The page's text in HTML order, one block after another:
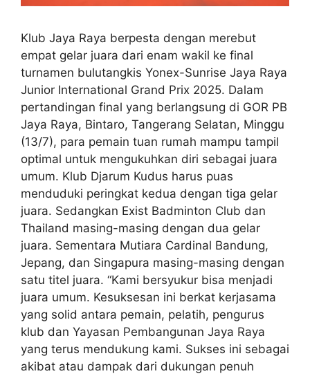
Klub Jaya Raya berpesta dengan merebut
empat gelar juara dari enam wakil ke final
turnamen bulutangkis Yonex-Sunrise Jaya Raya
Junior International Grand Prix 2025. Dalam
pertandingan final yang berlangsung di GOR PB
Jaya Raya, Bintaro, Tangerang Selatan, Minggu
(13/7), para pemain tuan rumah mampu tampil
optimal untuk mengukuhkan diri sebagai juara
umum. Klub Djarum Kudus harus puas
menduduki peringkat kedua dengan tiga gelar
juara. Sedangkan Exist Badminton Club dan
Thailand masing-masing dengan dua gelar
juara. Sementara Mutiara Cardinal Bandung,
Jepang, dan Singapura masing-masing dengan
satu titel juara. “Kami bersyukur bisa menjadi
juara umum. Kesuksesan ini berkat kerjasama
yang solid antara pemain, pelatih, pengurus
klub dan Yayasan Pembangunan Jaya Raya
yang terus mendukung kami. Sukses ini sebagai
akibat atau dampak dari dukungan penuh